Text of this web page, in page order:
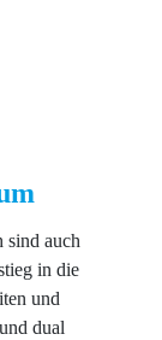
sind auch
in die
und
dual